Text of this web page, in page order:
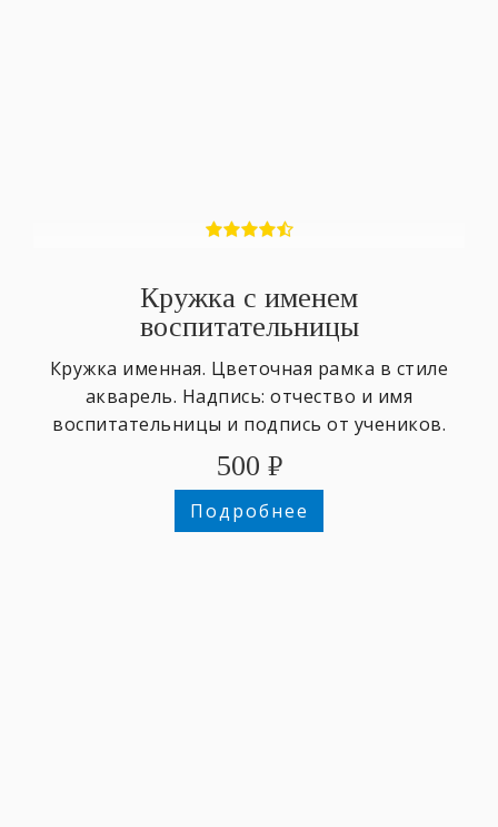
Кружка с именем
воспитательницы
Кружка именная. Цветочная рамка в стиле
акварель. Надпись: отчество и имя
воспитательницы и подпись от учеников.
500 ₽
Подробнее